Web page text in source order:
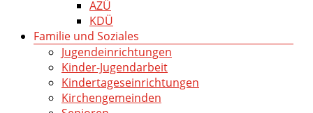
AZÜ
KDÜ
Familie und Soziales
Jugendeinrichtungen
Kinder-Jugendarbeit
Kindertageseinrichtungen
Kirchengemeinden